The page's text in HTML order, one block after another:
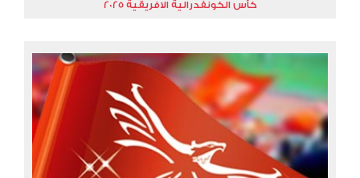
كأس الكونفدرالية الافريقية 2025